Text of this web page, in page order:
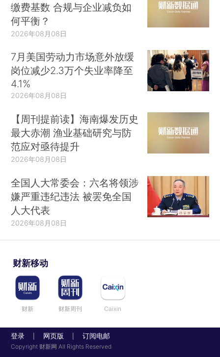
缴费基数 合规与企业减负如
何平衡？
2026年08月08日
7月美国劳动力市场意外放缓
岗位减少2.3万个失业率降至
4.1%
2026年08月08日
【周刊提前读】海南爆发历史
最大赤潮 渔业基础研究与防
范应对亟待提升
2026年08月08日
全国人大常委会：六名将领涉
嫌严重违纪违法 被罢免全国
人大代表
2026年08月08日
财新移动
财新 财新周刊 Caixin
登录 网页版 订阅电邮
Copyright 财新网 All Rights Reserved